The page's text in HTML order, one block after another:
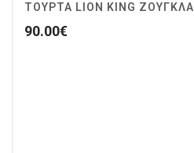
ΤΟΥΡΤΑ LION KING ΖΟΥΓΚΛΑ
90.00€